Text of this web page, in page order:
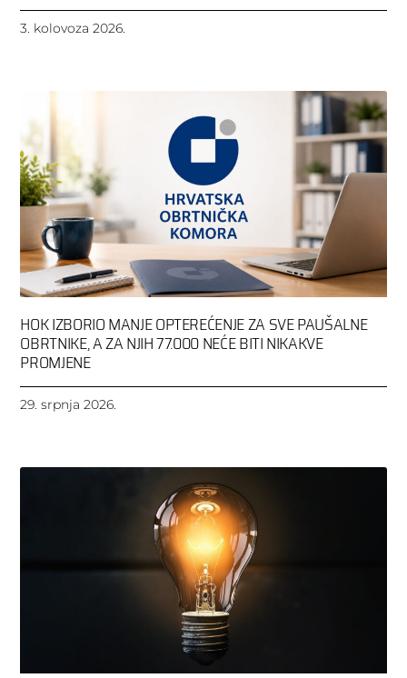
3. kolovoza 2026.
HOK IZBORIO MANJE OPTEREĆENJE ZA SVE PAUŠALNE
OBRTNIKE, A ZA NJIH 77.000 NEĆE BITI NIKAKVE
PROMJENE
29. srpnja 2026.